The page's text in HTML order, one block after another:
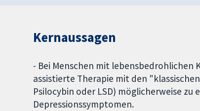
Kernaussagen
- Bei Menschen mit lebensbedrohlichen
assistierte Therapie mit den
Psilocybin oder LSD) möglicherweise zu
Depressionssymptomen.